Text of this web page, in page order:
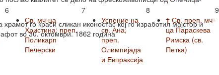
го краси сликан иконостас кој го изработил мајстор и
во 30. октомври. 1862 година
6
Св. мч-ца
Христина; преп.
Поликарп
Печерски
7
Успение на
св. Ана;
преп.
Олимпијада
и Евпраксија
8
† Св. преп. мч-
ца Параскева
Римска (св.
Петка)
9